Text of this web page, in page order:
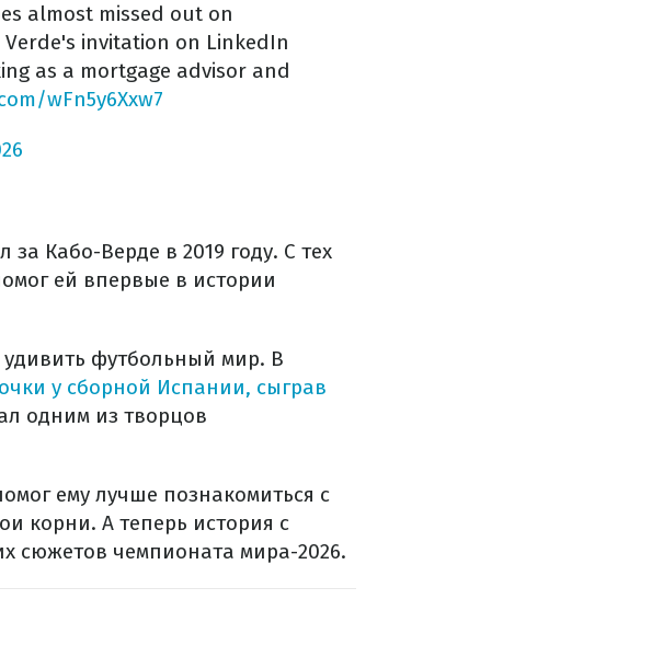
almost missed out on
invitation on LinkedIn
as a mortgage advisor and
wFn5y6Xxw7
Кабо-Верде в 2019 году. С тех
ей впервые в истории
футбольный мир. В
у сборной Испании, сыграв
одним из творцов
ему лучше познакомиться с
корни. А теперь история с
сюжетов чемпионата мира-2026.